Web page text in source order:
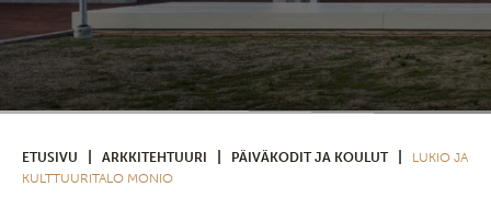
ETUSIVU ARKKITEHTUURI PÄIVÄKODIT JA KOULUT
LUKIO JA
KULTTUURITALO MONIO